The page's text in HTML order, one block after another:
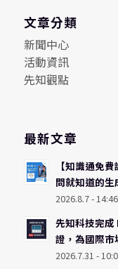
文章分類
新聞中心
活動資訊
先知觀點
最新文章
【知識通免
問就知道的生
2026.8.7 - 14:46
先知科技完成
證，為國際市
2026.7.31 -